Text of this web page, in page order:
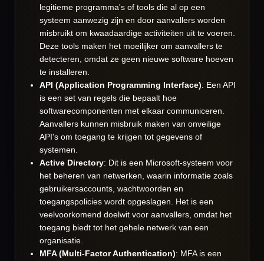
legitieme programma's of tools die al op een
systeem aanwezig zijn en door aanvallers worden
misbruikt om kwaadaardige activiteiten uit te voeren.
Deze tools maken het moeilijker om aanvallers te
detecteren, omdat ze geen nieuwe software hoeven
te installeren.
API (Application Programming Interface): Een API
is een set van regels die bepaalt hoe
softwarecomponenten met elkaar communiceren.
Aanvallers kunnen misbruik maken van onveilige
API's om toegang te krijgen tot gegevens of
systemen.
Active Directory: Dit is een Microsoft-systeem voor
het beheren van netwerken, waarin informatie zoals
gebruikersaccounts, wachtwoorden en
toegangspolicies wordt opgeslagen. Het is een
veelvoorkomend doelwit voor aanvallers, omdat het
toegang biedt tot het gehele netwerk van een
organisatie.
MFA (Multi-Factor Authentication): MFA is een